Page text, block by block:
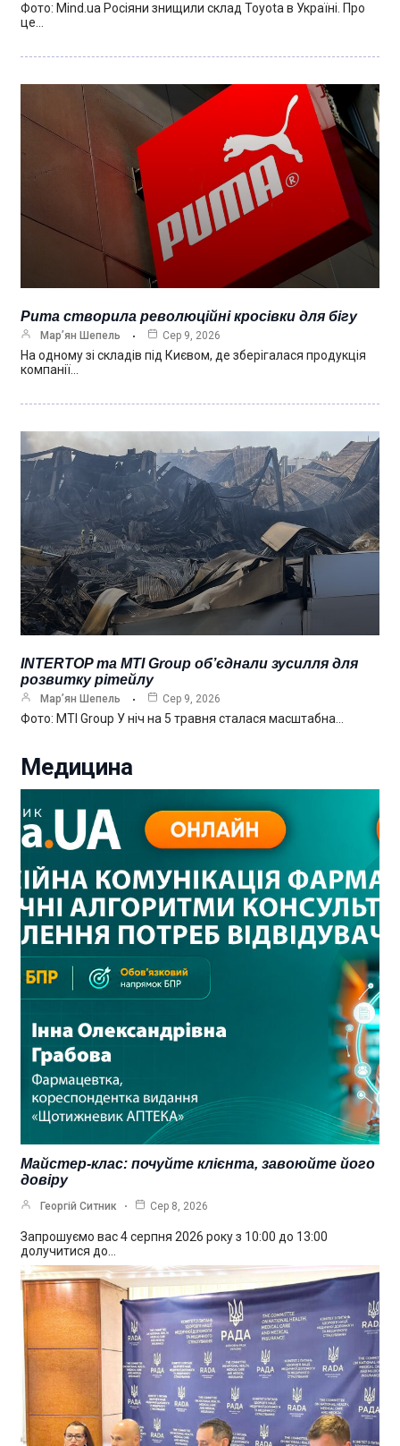
Фото: Mind.ua Росіяни знищили склад Toyota в Україні. Про
це…
Puma створила революційні кросівки для бігу
Мар’ян Шепель Сер 9, 2026
На одному зі складів під Києвом, де зберігалася продукція
компанії…
INTERTOP та MTI Group об’єднали зусилля для
розвитку рітейлу
Мар’ян Шепель Сер 9, 2026
Фото: MTI Group У ніч на 5 травня сталася масштабна…
Медицина
Майстер-клас: почуйте клієнта, завоюйте його
довіру
Георгій Ситник Сер 8, 2026
Запрошуємо вас 4 серпня 2026 року з 10:00 до 13:00
долучитися до…